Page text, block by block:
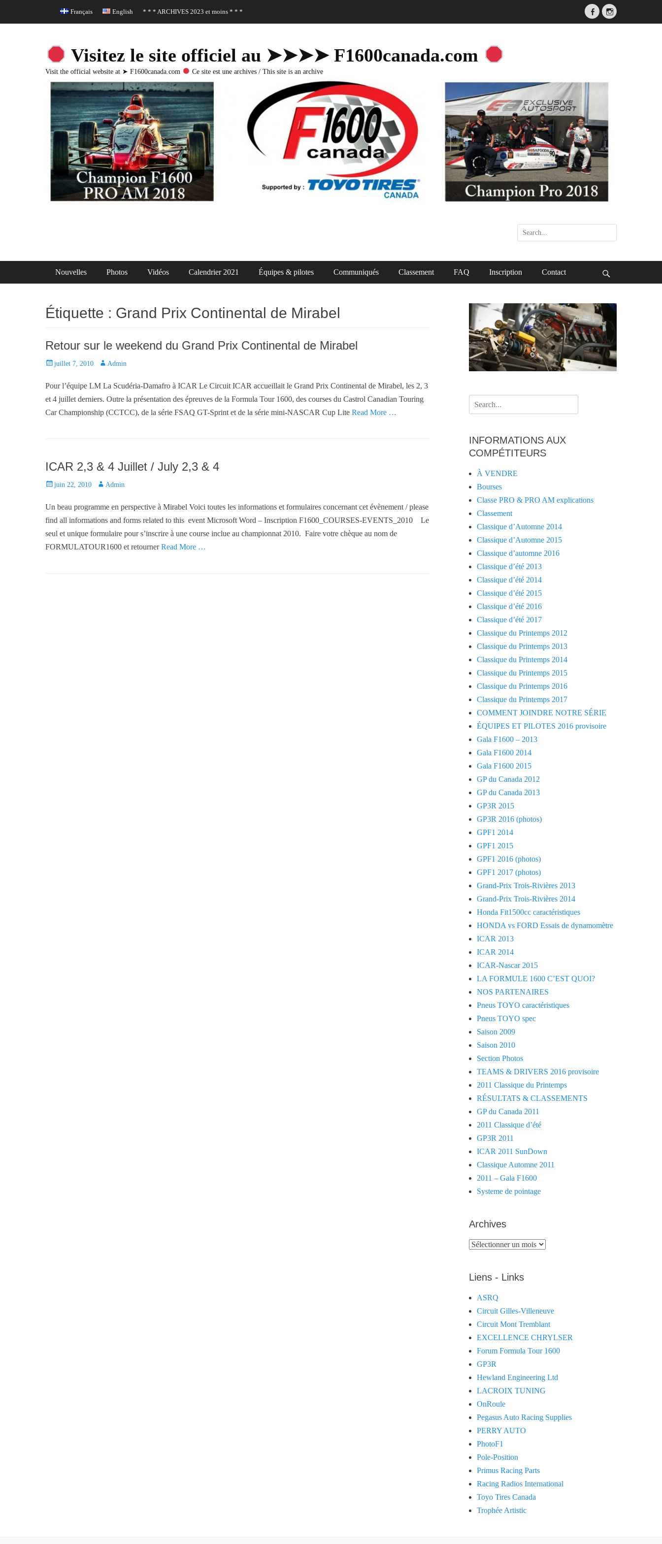
Header Top Menu
Skip Français English * * * ARCHIVES 2023 et moins * * *
FacebookInstagram
Visitez le site officiel au ➤➤➤➤ F1600canada.com
Visit the official website at ➤ F1600canada.com Ce site est une archives / This site is an archive
Search
for:
Primary Menu
Skip
Nouvelles Photos Vidéos Calendrier 2021 Équipes & pilotes Communiqués Classement FAQ Inscription Contact
Étiquette : Grand Prix Continental de Mirabel
Retour sur le weekend du Grand Prix Continental de Mirabel
P
s
t
e
juillet 7, 2010
A
t
h
o
Admin
Pour l’équipe LM La Scudéria-Damafro à ICAR Le Circuit ICAR accueillait le Grand Prix Continental de Mirabel, les 2, 3
et 4 juillet derniers. Outre la présentation des épreuves de la Formula Tour 1600, des courses du Castrol Canadian Touring
Car Championship (CCTCC), de la série FSAQ GT-Sprint et de la série mini-NASCAR Cup Lite Read More …
ICAR 2,3 & 4 Juillet / July 2,3 & 4
P
s
t
juin 22, 2010
A
t
h
Admin
Un beau programme en perspective à Mirabel Voici toutes les informations et formulaires concernant cet évènement / please
find all informations and forms related to this event Microsoft Word – Inscription F1600_COURSES-EVENTS_2010 Le
seul et unique formulaire pour s’inscrire à une course inclue au championnat 2010. Faire votre chèque au nom de
FORMULATOUR1600 et retournerRead More …
Search
for:
INFORMATIONS AUX
COMPÉTITEURS
À VENDRE
Bourses
Classe PRO & PRO AM explications
Classement
Classique d’Automne 2014
Classique d’Automne 2015
Classique d’automne 2016
Classique d’été 2013
Classique d’été 2014
Classique d’été 2015
Classique d’été 2016
Classique d’été 2017
Classique du Printemps 2012
Classique du Printemps 2013
Classique du Printemps 2014
Classique du Printemps 2015
Classique du Printemps 2016
Classique du Printemps 2017
COMMENT JOINDRE NOTRE SÉRIE
ÉQUIPES ET PILOTES 2016 provisoire
Gala F1600 – 2013
Gala F1600 2014
Gala F1600 2015
GP du Canada 2012
GP du Canada 2013
GP3R 2015
GP3R 2016 (photos)
GPF1 2014
GPF1 2015
GPF1 2016 (photos)
GPF1 2017 (photos)
Grand-Prix Trois-Rivières 2013
Grand-Prix Trois-Rivières 2014
Honda Fit1500cc caractéristiques
HONDA vs FORD Essais de dynamomètre
ICAR 2013
ICAR 2014
ICAR-Nascar 2015
LA FORMULE 1600 C’EST QUOI?
NOS PARTENAIRES
Pneus TOYO caractéristiques
Pneus TOYO spec
Saison 2009
Saison 2010
Section Photos
TEAMS & DRIVERS 2016 provisoire
2011 Classique du Printemps
RÉSULTATS & CLASSEMENTS
GP du Canada 2011
2011 Classique d’été
GP3R 2011
ICAR 2011 SunDown
Classique Automne 2011
2011 – Gala F1600
Systeme de pointage
Archives
Archives
Liens - Links
ASRQ
Circuit Gilles-Villeneuve
Circuit Mont Tremblant
EXCELLENCE CHRYLSER
Forum Formula Tour 1600
GP3R
Hewland Engineering Ltd
LACROIX TUNING
OnRoule
Pegasus Auto Racing Supplies
PERRY AUTO
PhotoF1
Pole-Position
Primus Racing Parts
Racing Radios International
Toyo Tires Canada
Trophée Artistic